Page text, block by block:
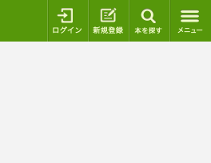
ログイン 新規登録